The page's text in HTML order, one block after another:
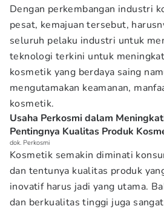
Dengan perkembangan industri
pesat, kemajuan tersebut,
seluruh pelaku industri untuk
teknologi terkini untuk
kosmetik yang berdaya saing
mengutamakan keamanan,
kosmetik.
Usaha Perkosmi dalam
Pentingnya Kualitas Produk
dok. Perkosmi
Kosmetik semakin diminati
dan tentunya kualitas produk
inovatif harus jadi yang utama.
dan berkualitas tinggi juga